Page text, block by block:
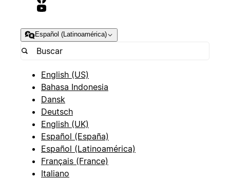
Español (Latinoamérica)
English (US)
Bahasa Indonesia
Dansk
Deutsch
English (UK)
Español (España)
Español (Latinoamérica)
Français (France)
Italiano